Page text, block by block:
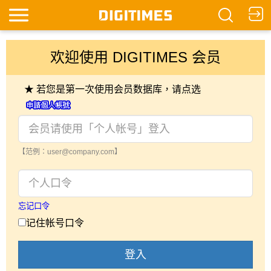
欢迎使用 DIGITIMES 会员
★ 若您是第一次使用会员数据库，请点选
【范例：user@company.com】
忘记口令
记住帐号口令
登入